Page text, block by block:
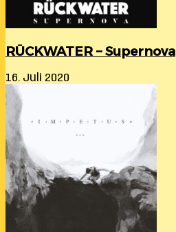
RÜCKWATER – Supernova
16. Juli 2020